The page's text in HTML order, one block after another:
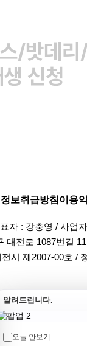
/밧데
신청
보취급방침이용
자 : 강충영 / 사업
대전로 1087번길
시 제2007-00호 /
알려드립니다.
오늘 안보기